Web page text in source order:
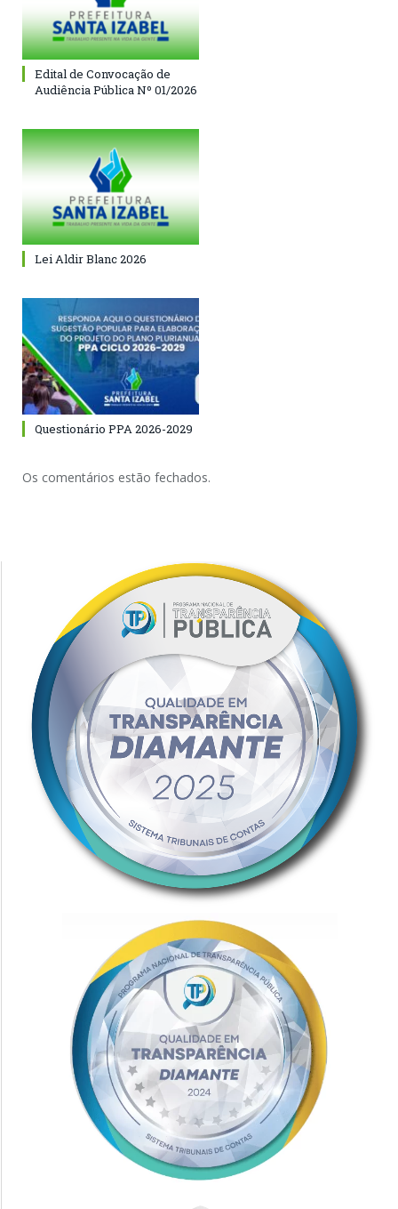
Edital de Convocação de
Audiência Pública Nº 01/2026
Lei Aldir Blanc 2026
Questionário PPA 2026-2029
Os comentários estão fechados.